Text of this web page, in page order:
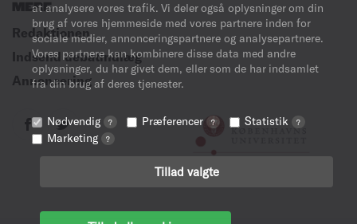
at analysere vores trafik. Vi deler også oplysninger om din
brug af vores hjemmeside med vores partnere inden for
sociale medier, annonceringspartnere og analysepartnere.
Vores partnere kan kombinere disse data med andre
oplysninger, du har givet dem, eller som de har indsamlet
fra din brug af deres tjenester.
Nødvendig ? Præferencer ? Statistik ?
Marketing ?
Tillad valgte
MERE
Redaktionen
Indsend debatindlæg
Annoncering